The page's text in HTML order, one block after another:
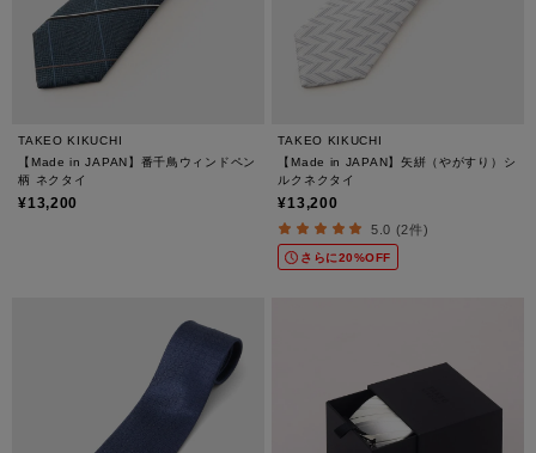
TAKEO KIKUCHI
【Made in JAPAN】番千鳥ウィンドペン
柄 ネクタイ
¥13,200
TAKEO KIKUCHI
【Made in JAPAN】矢絣（やがすり）シ
ルクネクタイ
¥13,200
5.0 (2件)
さらに20%OFF